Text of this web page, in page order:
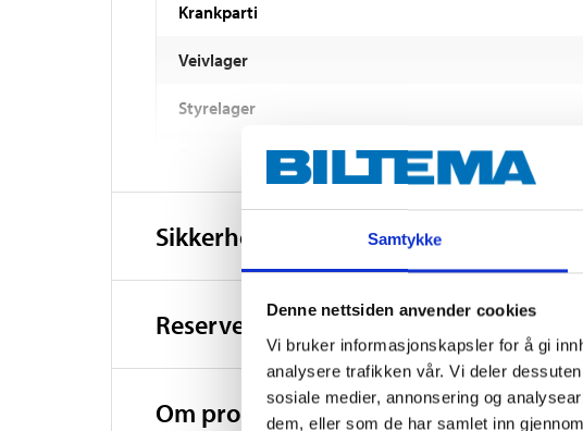
Samtykke
Denne nettsiden anvender cookies
Vi bruker informasjonskapsler for å gi
analysere trafikken vår. Vi deler
sosiale medier, annonsering og
dem, eller som de har samlet inn
Krankparti
Veivlager
Styrelager
Styre/styrestamme
Forbremse
Bakbremse
Sikkerhetsinformasjon og øvrige
Reservedeler
Om produsenten